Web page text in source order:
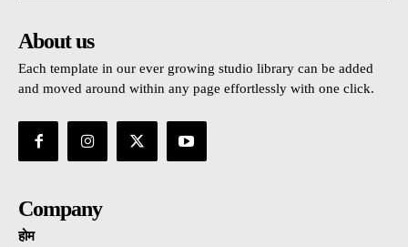
About us
Each template in our ever growing studio library can be added
and moved around within any page effortlessly with one click.
Company
होम